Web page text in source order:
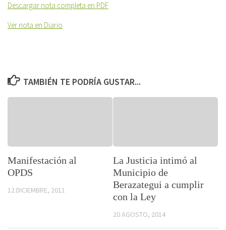
Descargar nota completa en PDF
Ver nota en Diario
TAMBIÉN TE PODRÍA GUSTAR...
Manifestación al
OPDS
12 DICIEMBRE, 2011
La Justicia intimó al
Municipio de
Berazategui a cumplir
con la Ley
20 AGOSTO, 2014